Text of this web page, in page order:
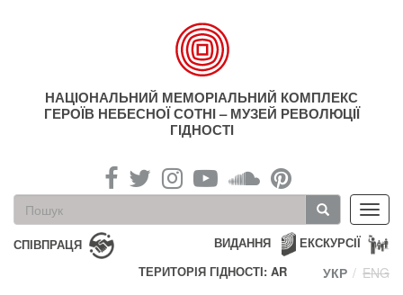
НАЦІОНАЛЬНИЙ МЕМОРІАЛЬНИЙ КОМПЛЕКС
ГЕРОЇВ НЕБЕСНОЇ СОТНІ – МУЗЕЙ РЕВОЛЮЦІЇ
ГІДНОСТІ
Пошукова
форма
Пошук
СПІВПРАЦЯ ЕКСКУРСІЇ
ВИДАННЯ
ТЕРИТОРІЯ ГІДНОСТІ: AR
УКР ENG